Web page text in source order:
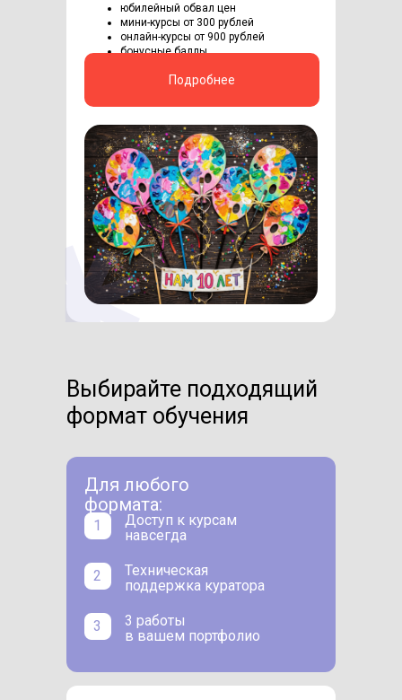
юбилейный обвал цен
мини-курсы от 300 рублей
онлайн-курсы от 900 рублей
бонусные баллы
Подробнее
Выбирайте подходящий
формат обучения
3 работы
в вашем портфолио
Для любого
формата:
Доступ к курсам
навсегда
3
Техническая
поддержка куратора
1
2